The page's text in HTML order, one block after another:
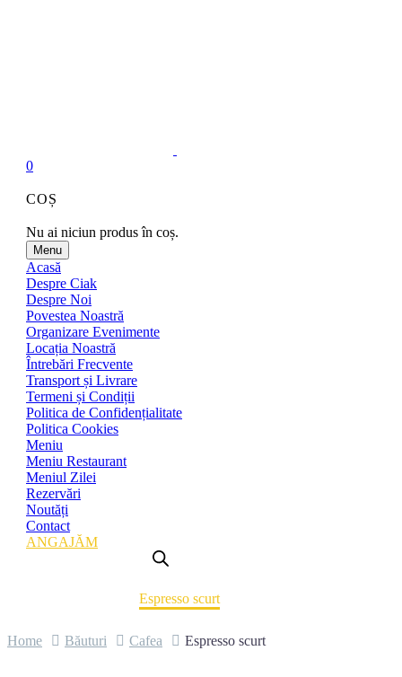
0
COȘ
Nu ai niciun produs în coș.
Menu
Acasă
Despre Ciak
Despre Noi
Povestea Noastră
Organizare Evenimente
Locația Noastră
Întrebări Frecvente
Transport și Livrare
Termeni și Condiții
Politica de Confidențialitate
Politica Cookies
Meniu
Meniu Restaurant
Meniul Zilei
Rezervări
Noutăți
Contact
ANGAJĂM
ESPRESSO SCURTEspresso scurt
Home Băuturi Cafea Espresso scurt